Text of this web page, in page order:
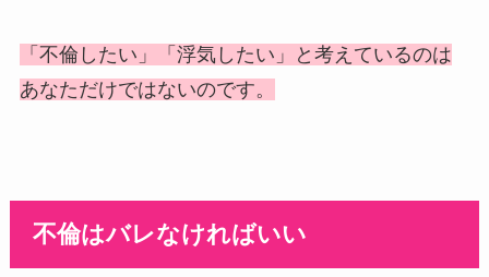
「不倫したい」「浮気したい」と考えているのは
あなただけではないのです。
不倫はバレなければいい